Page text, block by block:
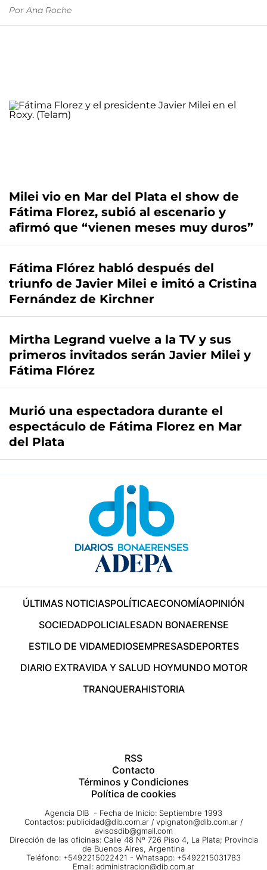
Por Ana Roche
Milei vio en Mar del Plata el show de
Fátima Florez, subió al escenario y
afirmó que “vienen meses muy duros”
Fátima Flórez habló después del
triunfo de Javier Milei e imitó a Cristina
Fernández de Kirchner
Mirtha Legrand vuelve a la TV y sus
primeros invitados serán Javier Milei y
Fátima Flórez
Murió una espectadora durante el
espectáculo de Fátima Florez en Mar
del Plata
ÚLTIMAS NOTICIASPOLÍTICAECONOMÍAOPINIÓN
SOCIEDADPOLICIALESADN BONAERENSE
ESTILO DE VIDAMEDIOSEMPRESASDEPORTES
DIARIO EXTRAVIDA Y SALUD HOYMUNDO MOTOR
TRANQUERAHISTORIA
RSS
Contacto
Términos y Condiciones
Política de cookies
Agencia DIB - Fecha de Inicio: Septiembre 1993
Contactos: publicidad@dib.com.ar / vpignaton@dib.com.ar /
avisosdib@gmail.com
Dirección de las oficinas: Calle 48 Nº 726 Piso 4, La Plata; Provincia
de Buenos Aires, Argentina
Teléfono: +5492215022421 - Whatsapp: +5492215031783
Email: administracion@dib.com.ar